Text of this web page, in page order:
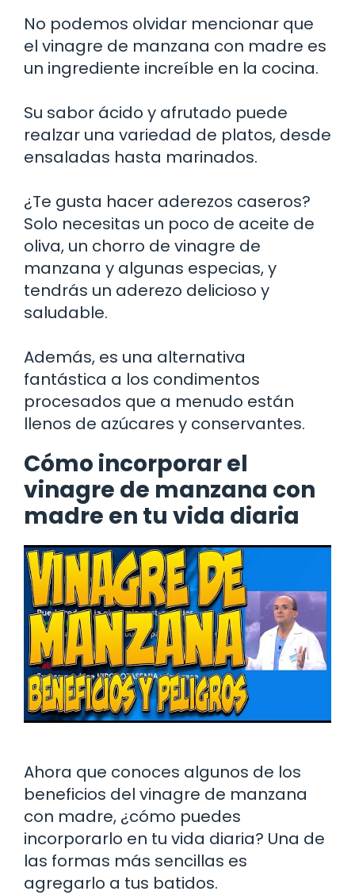
No podemos olvidar mencionar que
el vinagre de manzana con madre es
un ingrediente increíble en la cocina.
Su sabor ácido y afrutado puede
realzar una variedad de platos, desde
ensaladas hasta marinados.
¿Te gusta hacer aderezos caseros?
Solo necesitas un poco de aceite de
oliva, un chorro de vinagre de
manzana y algunas especias, y
tendrás un aderezo delicioso y
saludable.
Además, es una alternativa
fantástica a los condimentos
procesados que a menudo están
llenos de azúcares y conservantes.
Cómo incorporar el
vinagre de manzana con
madre en tu vida diaria
Ahora que conoces algunos de los
beneficios del vinagre de manzana
con madre, ¿cómo puedes
incorporarlo en tu vida diaria? Una de
las formas más sencillas es
agregarlo a tus batidos.